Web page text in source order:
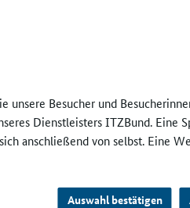
Besucher und
Dienstleisters ITZBund. Eine
anschließend von selbst. Eine
Auswahl bestätigen
5 und 7
Minuten-
und